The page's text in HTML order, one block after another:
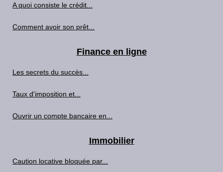
A quoi consiste le crédit...
Comment avoir son prêt...
Finance en ligne
Les secrets du succès...
Taux d'imposition et...
Ouvrir un compte bancaire en...
Immobilier
Caution locative bloquée par...